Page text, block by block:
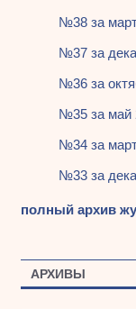
№38 за
№37 за
№36 за
№35 за май
№34 за
№33 за
полный архив
АРХИВЫ